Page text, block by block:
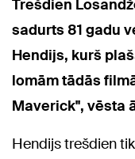
Trešdien
sadurts 81 gadu
Hendijs, kurš
lomām tādās
Maverick", vēsta
Hendijs trešdien